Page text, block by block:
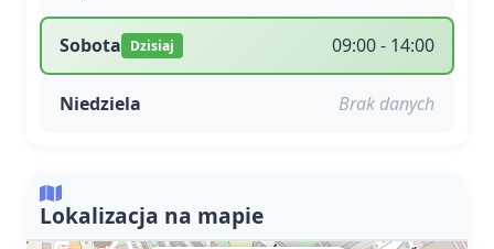
Sobota Dzisiaj 09:00 - 14:00
Niedziela Brak danych
Lokalizacja na mapie